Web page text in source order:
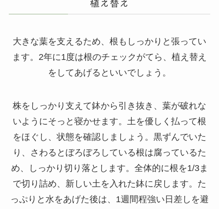
植え替え
大きな葉を支えるため、根もしっかりと張ってい
ます。2年に1度は根のチェックがてら、植え替え
をしてあげるといいでしょう。
株をしっかり支えて鉢から引き抜き、葉が破れな
いようにそっと寝かせます。土を優しく払って根
をほぐし、状態を確認しましょう。黒ずんでいた
り、さわるとぼろぼろしている根は腐っているた
め、しっかり切り落とします。全体的に根を1/3ま
で切り詰め、新しい土を入れた鉢に戻します。た
っぷりと水をあげた後は、1週間程強い日差しを避